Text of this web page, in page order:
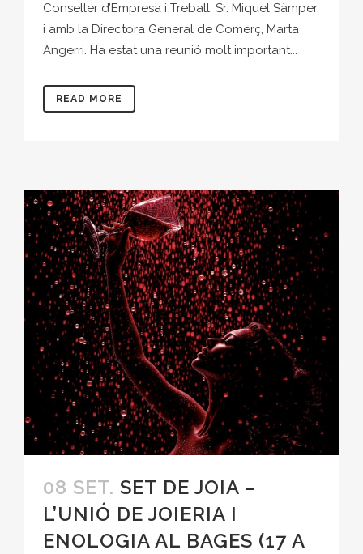
Conseller d’Empresa i Treball, Sr. Miquel Sàmper,
i amb la Directora General de Comerç, Marta
Angerri. Ha estat una reunió molt important...
READ MORE
08 SET. SET DE JOIA –
L’UNIÓ DE JOIERIA I
ENOLOGIA AL BAGES (17 A